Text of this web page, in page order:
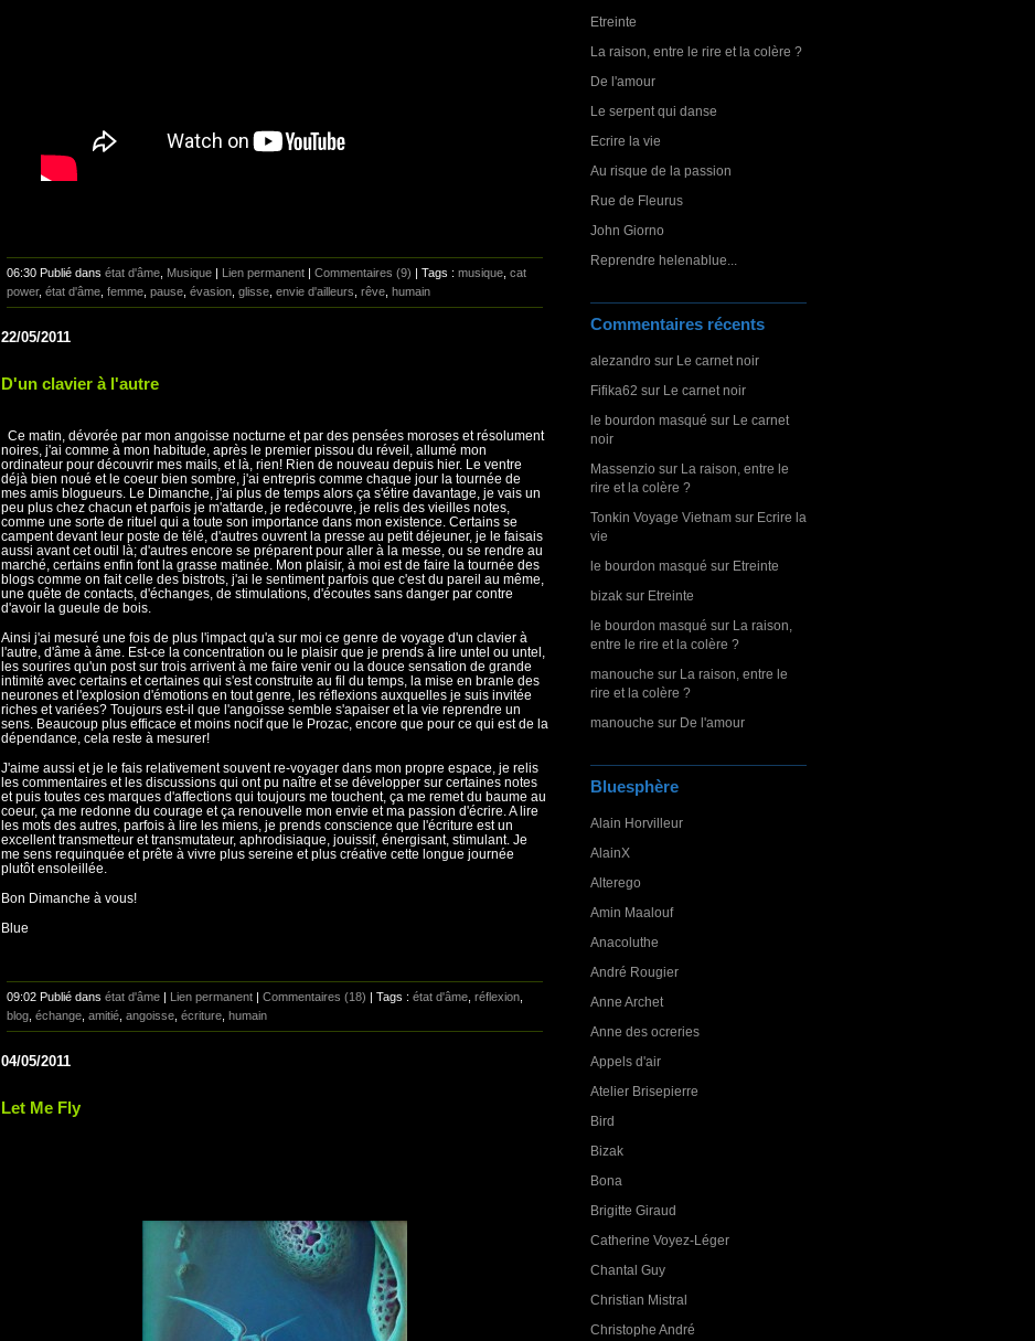
Etreinte
La raison, entre le rire et la colère ?
De l'amour
Le serpent qui danse
Ecrire la vie
Au risque de la passion
Rue de Fleurus
John Giorno
Reprendre helenablue...
Commentaires récents
alezandro sur Le carnet noir
Fifika62 sur Le carnet noir
le bourdon masqué sur Le carnet
noir
Massenzio sur La raison, entre le
rire et la colère ?
Tonkin Voyage Vietnam sur Ecrire la
vie
le bourdon masqué sur Etreinte
bizak sur Etreinte
le bourdon masqué sur La raison,
entre le rire et la colère ?
manouche sur La raison, entre le
rire et la colère ?
manouche sur De l'amour
Bluesphère
Alain Horvilleur
AlainX
Alterego
Amin Maalouf
Anacoluthe
André Rougier
Anne Archet
Anne des ocreries
Appels d'air
Atelier Brisepierre
Bird
Bizak
Bona
Brigitte Giraud
Catherine Voyez-Léger
Chantal Guy
Christian Mistral
Christophe André
06:30 Publié dans état d'âme Musique | Lien permanent | Commentaires (9) | Tags : musique cat
power, état d'âme femme pause évasion glisse envie d'ailleurs rêve humain
22/05/2011
D'un clavier à l'autre
Ce matin, dévorée par mon angoisse nocturne et par des pensées moroses et résolument
noires, j'ai comme à mon habitude, après le premier pissou du réveil, allumé mon
ordinateur pour découvrir mes mails, et là, rien! Rien de nouveau depuis hier. Le ventre
déjà bien noué et le coeur bien sombre, j'ai entrepris comme chaque jour la tournée de
mes amis blogueurs. Le Dimanche, j'ai plus de temps alors ça s'étire davantage, je vais un
peu plus chez chacun et parfois je m'attarde, je redécouvre, je relis des vieilles notes,
comme une sorte de rituel qui a toute son importance dans mon existence. Certains se
campent devant leur poste de télé, d'autres ouvrent la presse au petit déjeuner, je le faisais
aussi avant cet outil là; d'autres encore se préparent pour aller à la messe, ou se rendre au
marché, certains enfin font la grasse matinée. Mon plaisir, à moi est de faire la tournée des
blogs comme on fait celle des bistrots, j'ai le sentiment parfois que c'est du pareil au même,
une quête de contacts, d'échanges, de stimulations, d'écoutes sans danger par contre
d'avoir la gueule de bois.
Ainsi j'ai mesuré une fois de plus l'impact qu'a sur moi ce genre de voyage d'un clavier à
l'autre, d'âme à âme. Est-ce la concentration ou le plaisir que je prends à lire untel ou untel,
les sourires qu'un post sur trois arrivent à me faire venir ou la douce sensation de grande
intimité avec certains et certaines qui s'est construite au fil du temps, la mise en branle des
neurones et l'explosion d'émotions en tout genre, les réflexions auxquelles je suis invitée
riches et variées? Toujours est-il que l'angoisse semble s'apaiser et la vie reprendre un
sens. Beaucoup plus efficace et moins nocif que le Prozac, encore que pour ce qui est de la
dépendance, cela reste à mesurer!
J'aime aussi et je le fais relativement souvent re-voyager dans mon propre espace, je relis
les commentaires et les discussions qui ont pu naître et se développer sur certaines notes
et puis toutes ces marques d'affections qui toujours me touchent, ça me remet du baume au
coeur, ça me redonne du courage et ça renouvelle mon envie et ma passion d'écrire. A lire
les mots des autres, parfois à lire les miens, je prends conscience que l'écriture est un
excellent transmetteur et transmutateur, aphrodisiaque, jouissif, énergisant, stimulant. Je
me sens requinquée et prête à vivre plus sereine et plus créative cette longue journée
plutôt ensoleillée.
Bon Dimanche à vous!
Blue
09:02 Publié dans état d'âme | Lien permanent | Commentaires (18) | Tags : état d'âme réflexion
blog échange amitié angoisse écriture humain
04/05/2011
Let Me Fly